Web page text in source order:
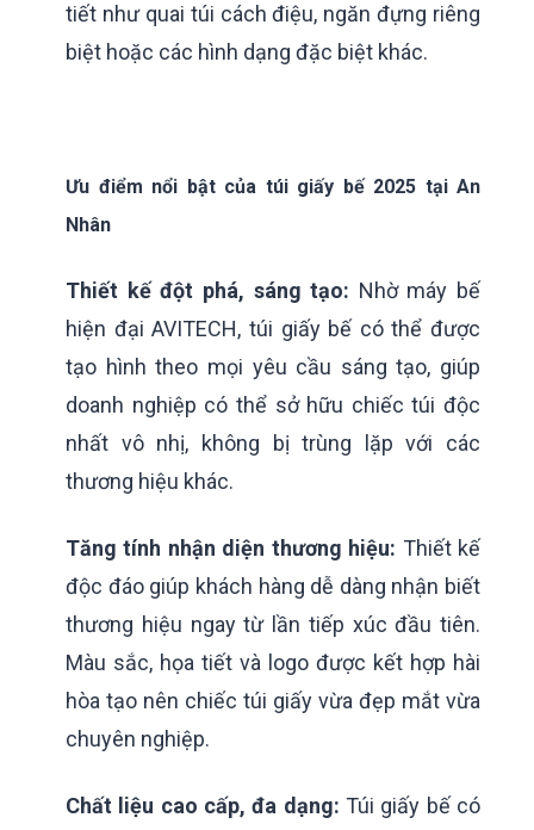
tiết như quai túi cách điệu, ngăn đựng riêng
biệt hoặc các hình dạng đặc biệt khác.
Ưu điểm nổi bật của túi giấy bế 2025 tại An
Nhân
Thiết kế đột phá, sáng tạo: Nhờ máy bế
hiện đại AVITECH, túi giấy bế có thể được
tạo hình theo mọi yêu cầu sáng tạo, giúp
doanh nghiệp có thể sở hữu chiếc túi độc
nhất vô nhị, không bị trùng lặp với các
thương hiệu khác.
Tăng tính nhận diện thương hiệu: Thiết kế
độc đáo giúp khách hàng dễ dàng nhận biết
thương hiệu ngay từ lần tiếp xúc đầu tiên.
Màu sắc, họa tiết và logo được kết hợp hài
hòa tạo nên chiếc túi giấy vừa đẹp mắt vừa
chuyên nghiệp.
Chất liệu cao cấp, đa dạng: Túi giấy bế có